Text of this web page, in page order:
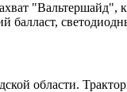
"Вальтершайд",
балласт,
области.